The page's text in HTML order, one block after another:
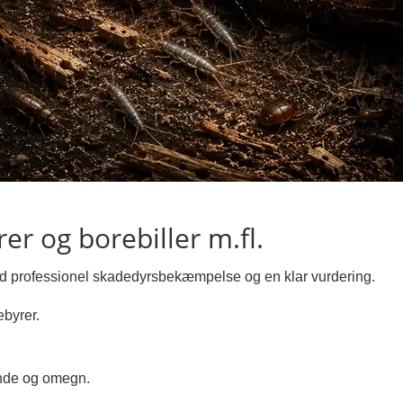
og borebiller m.fl.
skadedyrsbekæmpelse og en klar vurdering.
og omegn.